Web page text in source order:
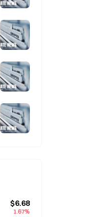
$6.68
1.67%